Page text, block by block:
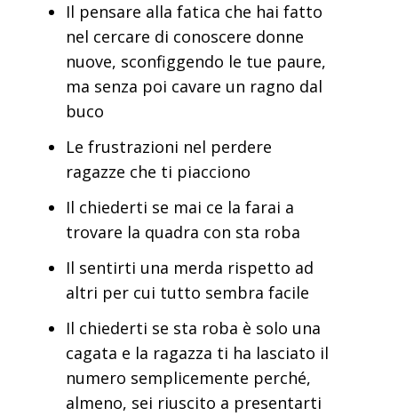
Il pensare alla fatica che hai fatto
nel cercare di conoscere donne
nuove, sconfiggendo le tue paure,
ma senza poi cavare un ragno dal
buco
Le frustrazioni nel perdere
ragazze che ti piacciono
Il chiederti se mai ce la farai a
trovare la quadra con sta roba
Il sentirti una merda rispetto ad
altri per cui tutto sembra facile
Il chiederti se sta roba è solo una
cagata e la ragazza ti ha lasciato il
numero semplicemente perché,
almeno, sei riuscito a presentarti